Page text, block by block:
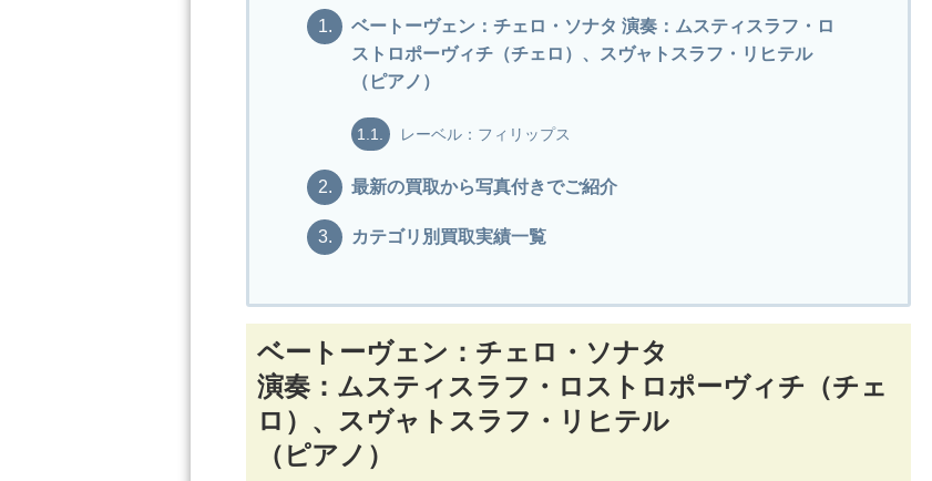
1.
ベートーヴェン：チェロ・ソナタ 演奏：ムスティスラフ・ロ
ストロポーヴィチ（チェロ）、スヴャトスラフ・リヒテル
（ピアノ）
1.1. レーベル：フィリップス
2. 最新の買取から写真付きでご紹介
3. カテゴリ別買取実績一覧
ベートーヴェン：チェロ・ソナタ
演奏：ムスティスラフ・ロストロポーヴィチ（チェ
ロ）、スヴャトスラフ・リヒテル
（ピアノ）